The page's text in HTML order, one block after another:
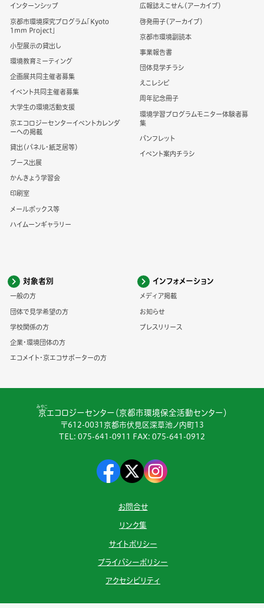
インターンシップ
京都市環境探究プログラム「Kyoto
1mm Project」
小型展示の貸出し
環境教育ミーティング
企画展共同主催者募集
イベント共同主催者募集
大学生の環境活動支援
京エコロジーセンターイベントカレンダ
ーへの掲載
貸出（パネル・紙芝居等）
ブース出展
かんきょう学習会
印刷室
メールボックス等
ハイムーンギャラリー
広報誌えこせん（アーカイブ）
啓発冊子（アーカイブ）
京都市環境副読本
事業報告書
団体見学チラシ
えこレシピ
周年記念冊子
環境学習プログラムモニター体験者募
集
パンフレット
イベント案内チラシ
対象者別
一般の方
団体で見学希望の方
学校関係の方
企業・環境団体の方
エコメイト・京エコサポーターの方
インフォメーション
メディア掲載
お知らせ
プレスリリース
京
みやこ
エコロジーセンター（京都市環境保全活動センター）
〒612-0031京都市伏見区深草池ノ内町13
TEL: 075-641-0911 FAX: 075-641-0912
お問合せ
リンク集
サイトポリシー
プライバシーポリシー
アクセシビリティ